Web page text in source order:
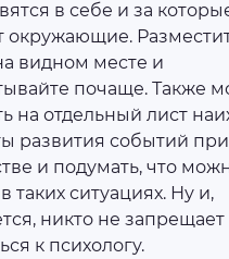
в себе и за
окружающие.
видном месте и
почаще. Также
на отдельный лист
развития событий при
и подумать, что
таких ситуациях. Ну и,
никто не запрещает
к психологу.